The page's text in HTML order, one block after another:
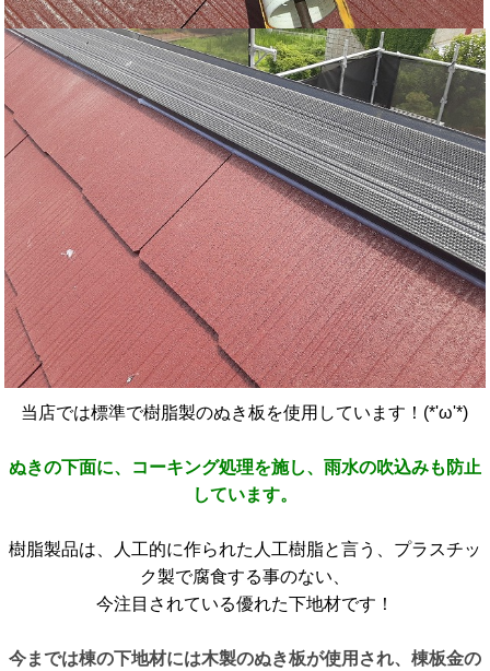
当店では標準で樹脂製のぬき板を使用しています！(*'ω'*)
ぬきの下面に、コーキング処理を施し、雨水の吹込みも防止
しています。
樹脂製品は、人工的に作られた人工樹脂と言う、プラスチッ
ク製で腐食する事のない、
今注目されている優れた下地材です！
今までは棟の下地材には木製のぬき板が使用され、棟板金の